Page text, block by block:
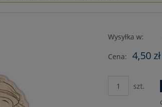
Wysyłka w:
Cena: 4,50 zł
szt.